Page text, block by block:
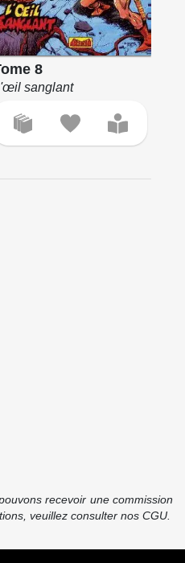
8
sanglant
recevoir une commission
veuillez consulter nos CGU.